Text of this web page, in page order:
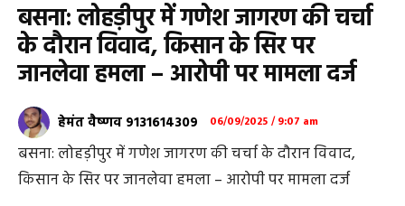
बसना: लोहड़ीपुर में गणेश जागरण की चर्चा
के दौरान विवाद, किसान के सिर पर
जानलेवा हमला – आरोपी पर मामला दर्ज
हेमंत वैष्णव 9131614309 06/09/2025 / 9:07 am
बसना: लोहड़ीपुर में गणेश जागरण की चर्चा के दौरान विवाद,
किसान के सिर पर जानलेवा हमला – आरोपी पर मामला दर्ज